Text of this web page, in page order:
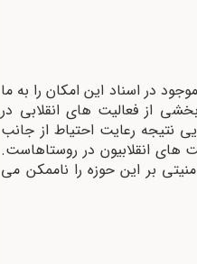
در اسناد این امکان را به ما
از فعالیت های انقلابی در
نتیجه رعایت احتیاط از جانب
های انقلابیون در روستاهاست.
بر این حوزه را ناممکن می